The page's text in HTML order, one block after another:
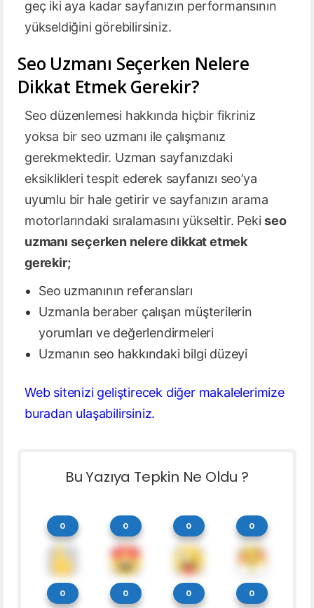
geç iki aya kadar sayfanızın performansının
yükseldiğini görebilirsiniz.
Seo Uzmanı Seçerken Nelere
Dikkat Etmek Gerekir?
Seo düzenlemesi hakkında hiçbir fikriniz
yoksa bir seo uzmanı ile çalışmanız
gerekmektedir. Uzman sayfanızdaki
eksiklikleri tespit ederek sayfanızı seo’ya
uyumlu bir hale getirir ve sayfanızın arama
motorlarındaki sıralamasını yükseltir. Pekiseo
uzmanı seçerken nelere dikkat etmek
gerekir;
Seo uzmanının referansları
Uzmanla beraber çalışan müşterilerin
yorumları ve değerlendirmeleri
Uzmanın seo hakkındaki bilgi düzeyi
Web sitenizi geliştirecek diğer makalelerimize
buradan ulaşabilirsiniz.
Bu Yazıya Tepkin Ne Oldu ?
0 0 0 0
0 0 0 0